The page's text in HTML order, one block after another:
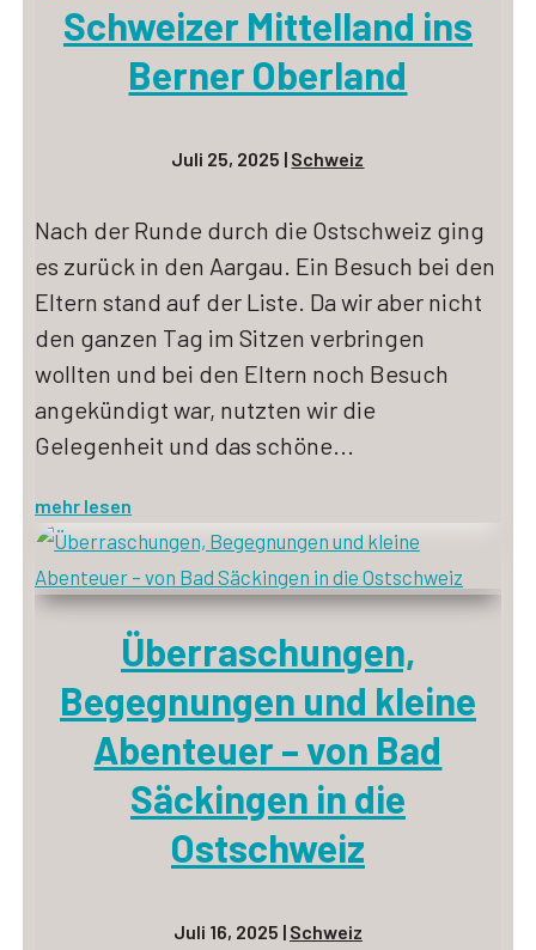
Schweizer Mittelland ins
Berner Oberland
Juli 25, 2025 | Schweiz
Nach der Runde durch die Ostschweiz ging
es zurück in den Aargau. Ein Besuch bei den
Eltern stand auf der Liste. Da wir aber nicht
den ganzen Tag im Sitzen verbringen
wollten und bei den Eltern noch Besuch
angekündigt war, nutzten wir die
Gelegenheit und das schöne...
mehr lesen
Überraschungen,
Begegnungen und kleine
Abenteuer – von Bad
Säckingen in die
Ostschweiz
Juli 16, 2025 | Schweiz